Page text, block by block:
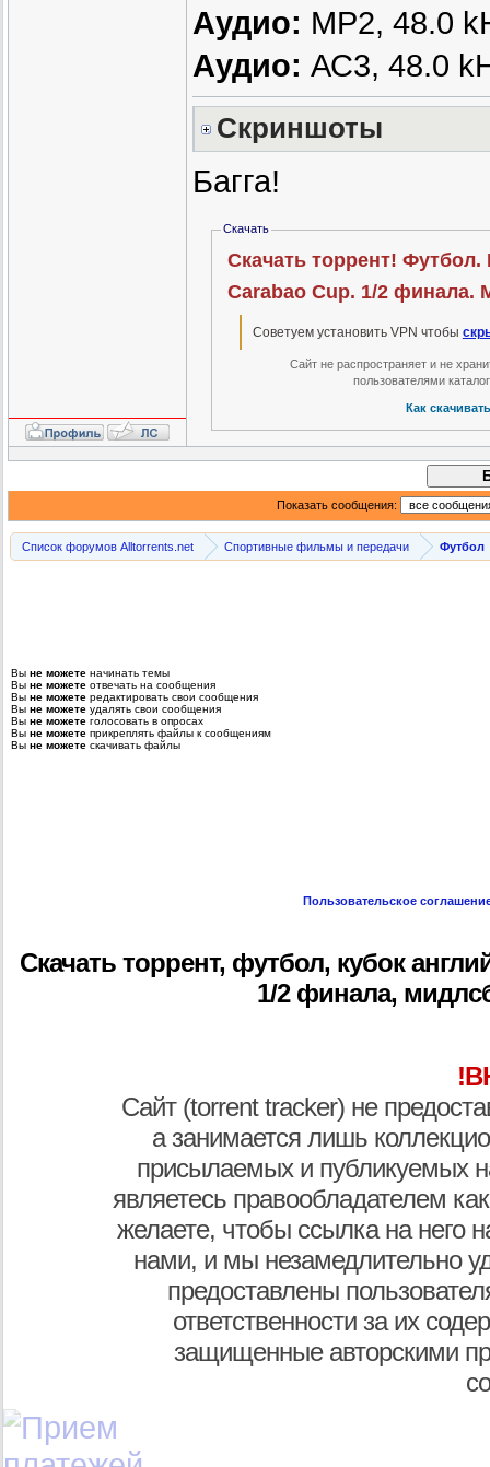
Аудио: МР2, 48.0
Аудио: АС3, 48.0
Скриншоты
Багга!
Скачать
Скачать торрент!
Carabao Cup. 1/2 финала.
Советуем установить VPN чтобы
Сайт не распространяет и не
пользователями
Как
Показать сообщения:
Список форумов Alltorrents.net Спортивные фильмы и передачи Футбол
Вы не можете начинать темы
Вы не можете отвечать на сообщения
Вы не можете редактировать свои сообщения
Вы не можете удалять свои сообщения
Вы не можете голосовать в опросах
Вы не можете прикреплять файлы к сообщениям
Вы не можете скачивать файлы
Пользовательское
Скачать торрент, футбол, кубок
1/2 финала,
Сайт (torrent tracker) не
а занимается лишь
присылаемых и публикуемых
являетесь правообладателем
желаете, чтобы ссылка на него
нами, и мы незамедлительно
предоставлены
ответственности за их
защищенные авторскими